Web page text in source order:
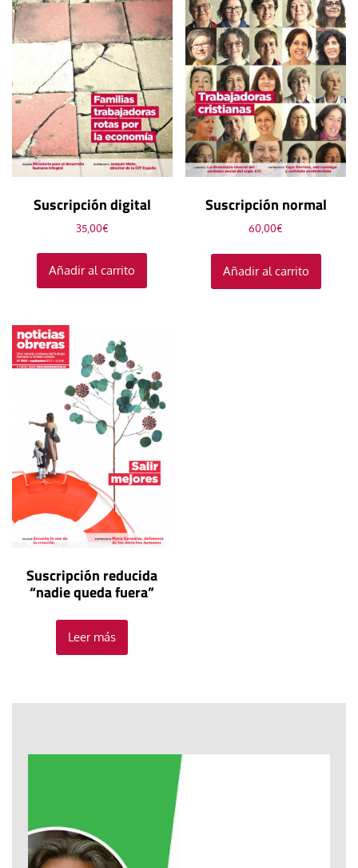
Suscripción digital
35,00€
Añadir al carrito
Suscripción normal
60,00€
Añadir al carrito
Suscripción reducida
“nadie queda fuera”
Leer más